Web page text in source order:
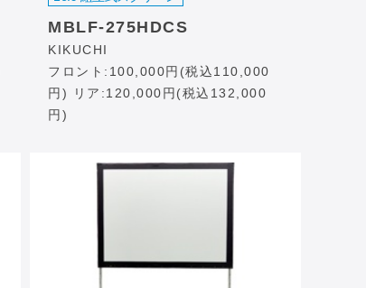
MBLF-275HDCS
KIKUCHI
フロント:100,000円(税込110,000
円) リア:120,000円(税込132,000
円)